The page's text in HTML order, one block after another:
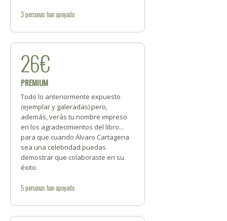
3personashan apoyado
26€
PREMIUM
Todo lo anteriormente expuesto
(ejemplar y galeradas) pero,
además, verás tu nombre impreso
en los agradecimientos del libro...
para que cuando Álvaro Cartagena
sea una celebridad puedas
demostrar que colaboraste en su
éxito.
5personashan apoyado